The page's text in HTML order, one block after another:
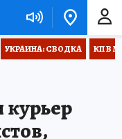
УКРАИНА: СВОДКА КП В